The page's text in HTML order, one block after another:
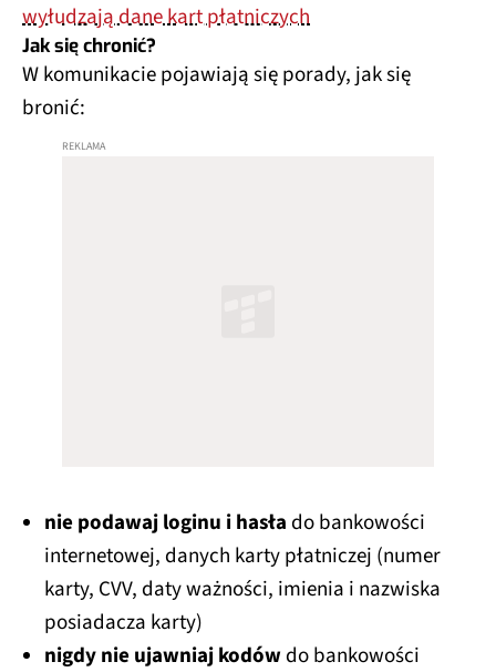
wyłudzają dane kart płatniczych
Jak się chronić?
W komunikacie pojawiają się porady, jak się
bronić:
nie podawaj loginu i hasła do bankowości
internetowej, danych karty płatniczej (numer
karty, CVV, daty ważności, imienia i nazwiska
posiadacza karty)
nigdy nie ujawniaj kodówdo bankowości